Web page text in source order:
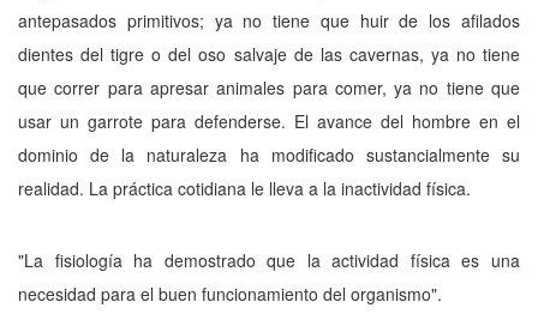
antepasados primitivos; ya no tiene que huir de los afilados
dientes del tigre o del oso salvaje de las cavernas, ya no tiene
que correr para apresar animales para comer, ya no tiene que
usar un garrote para defenderse. El avance del hombre en el
dominio de la naturaleza ha modificado sustancialmente su
realidad. La práctica cotidiana le lleva a la inactividad física.
"La fisiología ha demostrado que la actividad física es una
necesidad para el buen funcionamiento del organismo".